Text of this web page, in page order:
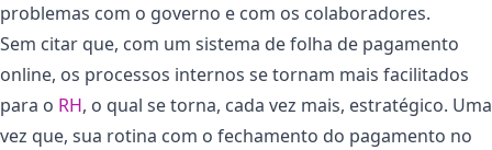
problemas com o governo e com os colaboradores.
Sem citar que, com um sistema de folha de pagamento
online, os processos internos se tornam mais facilitados
para o RH, o qual se torna, cada vez mais, estratégico. Uma
vez que, sua rotina com o fechamento do pagamento no